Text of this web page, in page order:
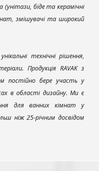
біде та керамічні
змішувачі та широкий
технічні рішення,
Продукція RAVAK з
постійно бере участь у
в області дизайну. Ми є
для ванних кімнат у
ніж 25-річним досвідом